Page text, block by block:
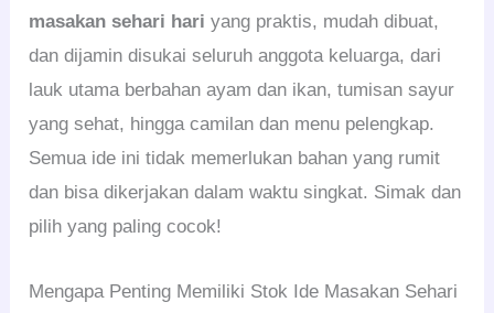
masakan sehari hari yang praktis, mudah dibuat,
dan dijamin disukai seluruh anggota keluarga, dari
lauk utama berbahan ayam dan ikan, tumisan sayur
yang sehat, hingga camilan dan menu pelengkap.
Semua ide ini tidak memerlukan bahan yang rumit
dan bisa dikerjakan dalam waktu singkat. Simak dan
pilih yang paling cocok!
Mengapa Penting Memiliki Stok Ide Masakan Sehari